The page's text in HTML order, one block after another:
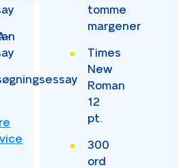
tomme
margener
Times
New
Roman
12
pt.
300
ord